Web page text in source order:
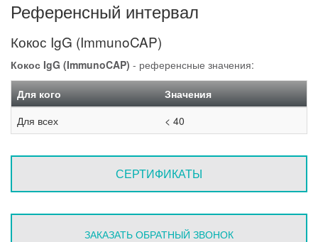
Референсный интервал
Кокос IgG (ImmunoCAP)
Кокос IgG (ImmunoCAP) - референсные значения:
Для кого
Значения
Для всех
< 40
СЕРТИФИКАТЫ
ЗАКАЗАТЬ ОБРАТНЫЙ ЗВОНОК